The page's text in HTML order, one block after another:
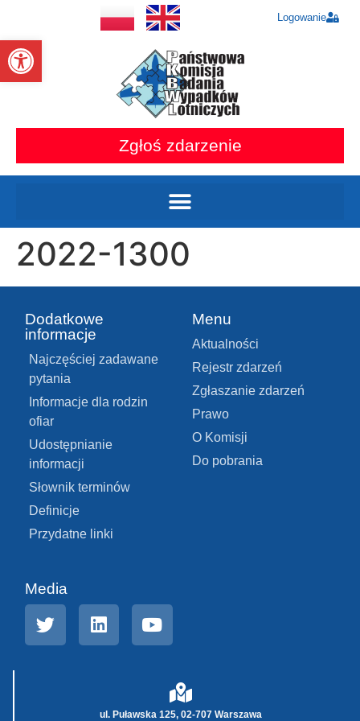
Otwórz pasek narzędzi
Logowanie
Zgłoś zdarzenie
2022-1300
Dodatkowe
informacje
Najczęściej zadawane
pytania
Informacje dla rodzin
ofiar
Udostępnianie
informacji
Słownik terminów
Definicje
Przydatne linki
Menu
Aktualności
Rejestr zdarzeń
Zgłaszanie zdarzeń
Prawo
O Komisji
Do pobrania
Media
ul. Puławska 125, 02-707 Warszawa